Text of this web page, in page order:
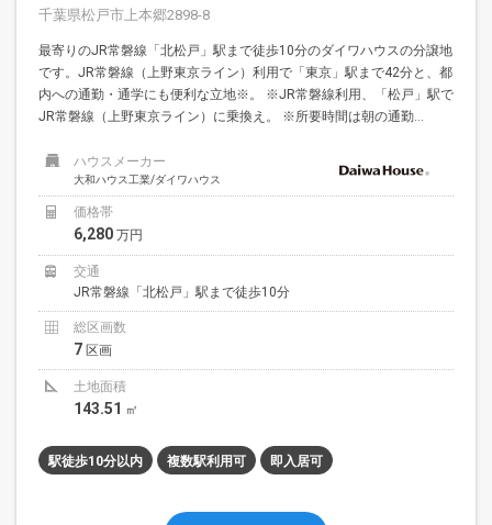
千葉県松戸市上本郷2898-8
最寄りのJR常磐線「北松戸」駅まで徒歩10分のダイワハウスの分譲地
です。JR常磐線（上野東京ライン）利用で「東京」駅まで42分と、都
内への通勤・通学にも便利な立地※。 ※JR常磐線利用、「松戸」駅で
JR常磐線（上野東京ライン）に乗換え。 ※所要時間は朝の通勤...
ハウスメーカー
大和ハウス工業/ダイワハウス
価格帯
6,280 万円
交通
JR常磐線「北松戸」駅まで徒歩10分
総区画数
7 区画
土地面積
143.51 ㎡
駅徒歩10分以内 複数駅利用可 即入居可